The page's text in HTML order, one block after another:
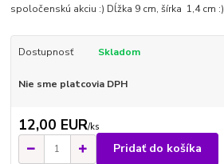
spoločenskú akciu :) Dĺžka 9 cm, šírka 1,4 cm :)
Dostupnosť Skladom
Nie sme platcovia DPH
12,00 EUR/ks
Pridať do košíka